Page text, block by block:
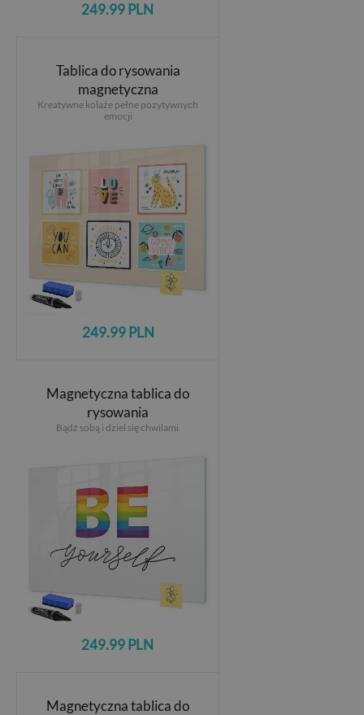
249.99 PLN
Tablica do rysowania
magnetyczna
Kreatywne kolaże pełne pozytywnych
emocji
249.99 PLN
Magnetyczna tablica do
rysowania
Bądź sobą i dziel się chwilami
249.99 PLN
Magnetyczna tablica do